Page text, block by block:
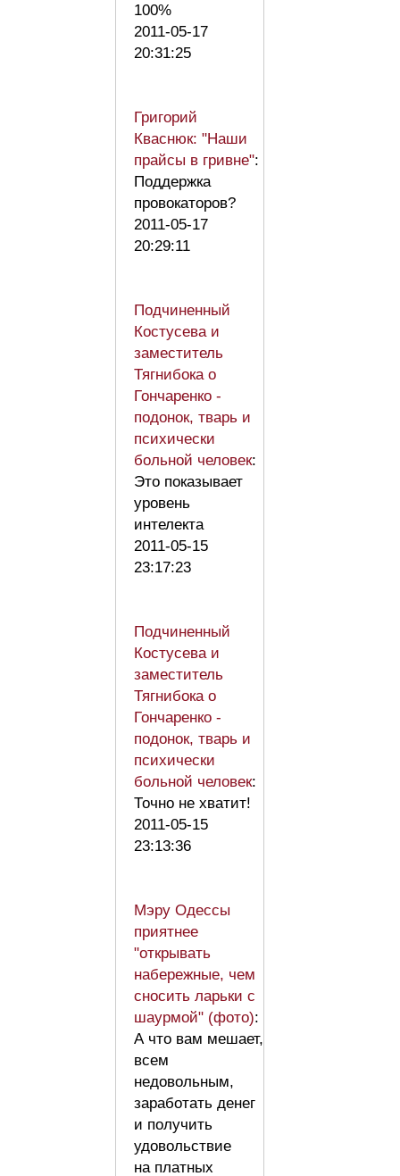
100%
2011-05-17
20:31:25
Григорий
Кваснюк: "Наши
прайсы в гривне":
Поддержка
провокаторов?
2011-05-17
20:29:11
Подчиненный
Костусева и
заместитель
Тягнибока о
Гончаренко -
подонок, тварь и
психически
больной человек:
Это показывает
уровень
интелекта
2011-05-15
23:17:23
Подчиненный
Костусева и
заместитель
Тягнибока о
Гончаренко -
подонок, тварь и
психически
больной человек:
Точно не хватит!
2011-05-15
23:13:36
Мэру Одессы
приятнее
"открывать
набережные, чем
сносить ларьки с
шаурмой" (фото):
А что вам мешает,
всем
недовольным,
заработать денег
и получить
удовольствие
на платных